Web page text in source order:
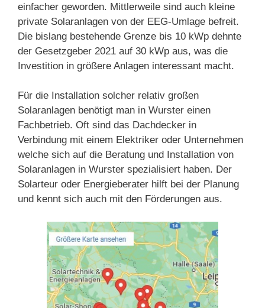
einfacher geworden. Mittlerweile sind auch kleine
private Solaranlagen von der EEG-Umlage befreit.
Die bislang bestehende Grenze bis 10 kWp dehnte
der Gesetzgeber 2021 auf 30 kWp aus, was die
Investition in größere Anlagen interessant macht.
Für die Installation solcher relativ großen
Solaranlagen benötigt man in Wurster einen
Fachbetrieb. Oft sind das Dachdecker in
Verbindung mit einem Elektriker oder Unternehmen
welche sich auf die Beratung und Installation von
Solaranlagen in Wurster spezialisiert haben. Der
Solarteur oder Energieberater hilft bei der Planung
und kennt sich auch mit den Förderungen aus.